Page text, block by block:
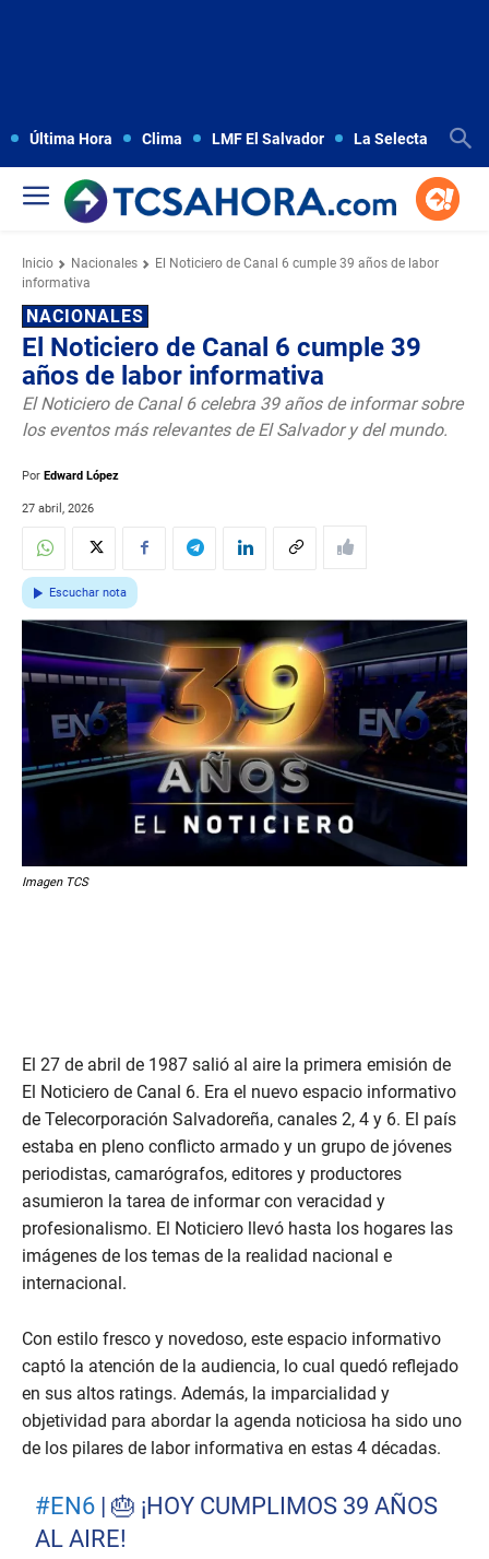
Última Hora Clima LMF El Salvador La Selecta
Inicio Nacionales
El Noticiero de Canal 6 cumple 39 años de labor
informativa
NACIONALES
El Noticiero de Canal 6 cumple 39
años de labor informativa
El Noticiero de Canal 6 celebra 39 años de informar sobre
los eventos más relevantes de El Salvador y del mundo.
Por Edward López
27 abril, 2026
Escuchar nota
Imagen TCS
El 27 de abril de 1987 salió al aire la primera emisión de
El Noticiero de Canal 6. Era el nuevo espacio informativo
de Telecorporación Salvadoreña, canales 2, 4 y 6. El país
estaba en pleno conflicto armado y un grupo de jóvenes
periodistas, camarógrafos, editores y productores
asumieron la tarea de informar con veracidad y
profesionalismo. El Noticiero llevó hasta los hogares las
imágenes de los temas de la realidad nacional e
internacional.
Con estilo fresco y novedoso, este espacio informativo
captó la atención de la audiencia, lo cual quedó reflejado
en sus altos ratings. Además, la imparcialidad y
objetividad para abordar la agenda noticiosa ha sido uno
de los pilares de labor informativa en estas 4 décadas.
#EN6 | 🎂 ¡HOY CUMPLIMOS 39 AÑOS
AL AIRE!